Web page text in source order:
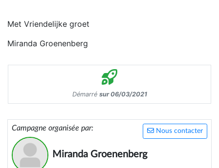
Met Vriendelijke groet
Miranda Groenenberg
Démarré sur 06/03/2021
Nous contacter
Campagne organisée par:
Miranda Groenenberg